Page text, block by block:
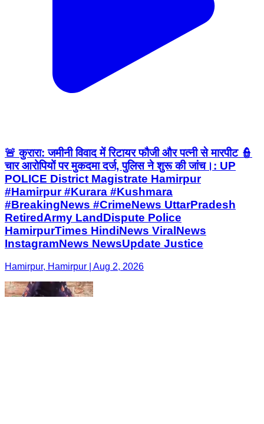
🚨 कुरारा: जमीनी विवाद में रिटायर फौजी और पत्नी से मारपीट 👮
चार आरोपियों पर मुकदमा दर्ज, पुलिस ने शुरू की जांच।: UP
POLICE District Magistrate Hamirpur
#Hamirpur #Kurara #Kushmara
#BreakingNews #CrimeNews UttarPradesh
RetiredArmy LandDispute Police
HamirpurTimes HindiNews ViralNews
InstagramNews NewsUpdate Justice
Hamirpur, Hamirpur | Aug 2, 2026